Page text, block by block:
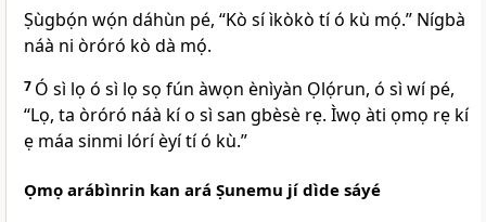
Ṣùgbọ́n wọ́n dáhùn pé, “Kò sí ìkòkò tí ó kù mọ́.” Nígbà
náà ni òróró kò dà mọ́.
7 Ó sì lọ ó sì lọ sọ fún àwọn ènìyàn Ọlọ́run, ó sì wí pé,
“Lọ, ta òróró náà kí o sì san gbèsè rẹ. Ìwọ àti ọmọ rẹ kí
ẹ máa sinmi lórí èyí tí ó kù.”
Ọmọ arábìnrin kan ará Ṣunemu jí dìde sáyé